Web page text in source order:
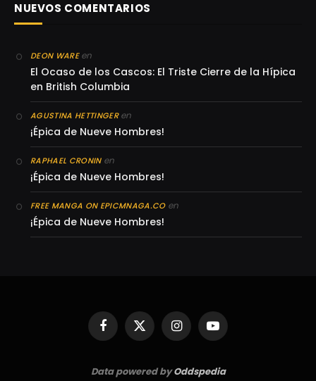
NUEVOS COMENTARIOS
DEON WAREen
El Ocaso de los Cascos: El Triste Cierre de la Hípica
en British Columbia
AGUSTINA HETTINGERen
¡Épica de Nueve Hombres!
RAPHAEL CRONINen
¡Épica de Nueve Hombres!
FREE MANGA ON EPICMNAGA.COen
¡Épica de Nueve Hombres!
Facebook
X
(Twitter)
InstagramYouTube
Data powered byOddspedia